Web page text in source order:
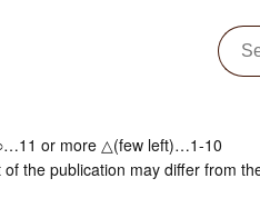
or more △(few left)…1-10
the publication may differ from